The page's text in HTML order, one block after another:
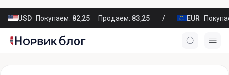
USD Покупаем: 82,25 Продаем: 83,25 EUR